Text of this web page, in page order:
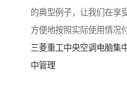
的典型例子，让我们在享
方便地按照实际使用情况
三菱重工中央空调电脑集
中管理